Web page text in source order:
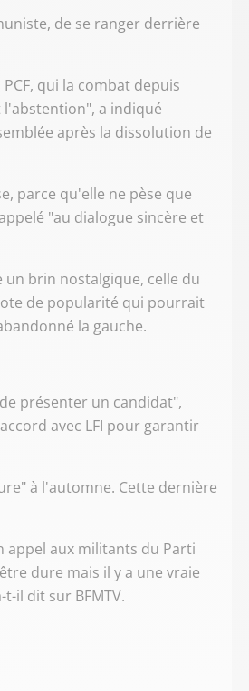
de se ranger derrière
qui la combat depuis
a indiqué
après la dissolution de
parce qu'elle ne pèse que
"au dialogue sincère et
un brin nostalgique, celle du
de popularité qui pourrait
la gauche.
présenter un candidat",
avec LFI pour garantir
à l'automne. Cette dernière
appel aux militants du Parti
dure mais il y a une vraie
il dit sur BFMTV.